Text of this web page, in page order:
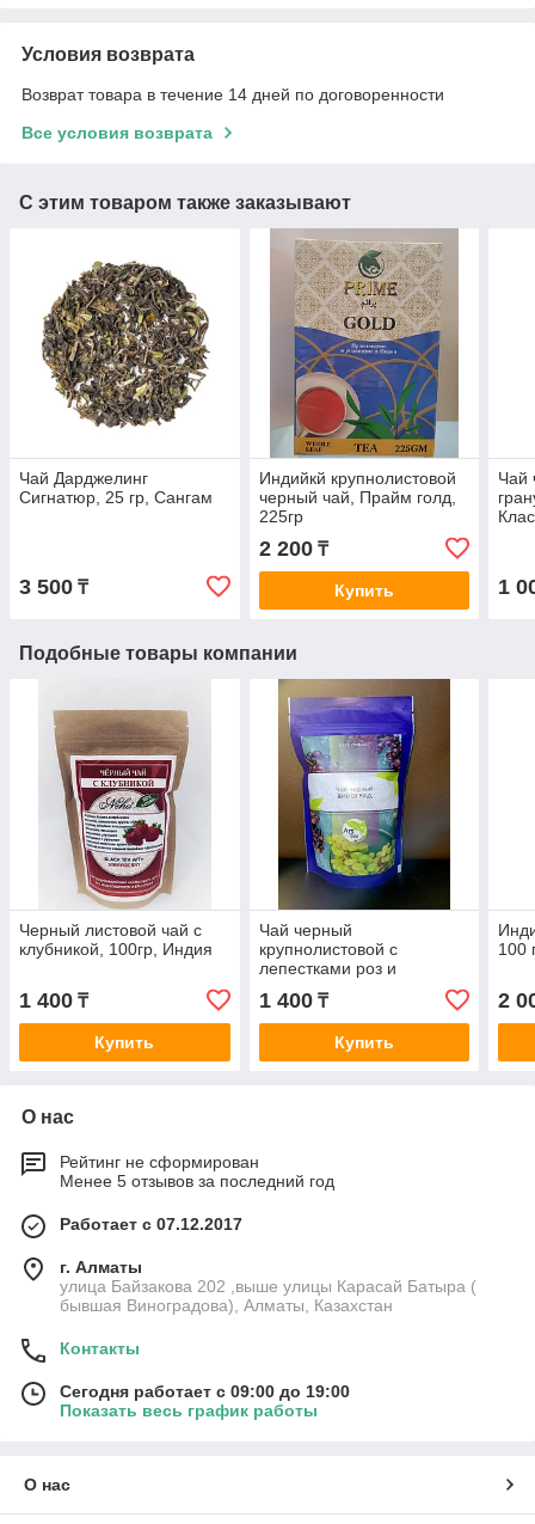
Условия возврата
Возврат товара в течение 14 дней по договоренности
Все условия возврата
С этим товаром также заказывают
Чай Дарджелинг
Сигнатюр, 25 гр, Сангам
3 500 ₸
Индийкй крупнолистовой
черный чай, Прайм голд,
225гр
2 200₸
Купить
Чай
1
Подобные товары компании
Черный листовой чай с
клубникой, 100гр, Индия
1 400 ₸
Купить
Чай черный
крупнолистовой с
лепестками роз и
1 400₸
Купить
100
2
О нас
Рейтинг не сформирован
Менее 5 отзывов за последний год
Работает с 07.12.2017
г. Алматы
улица Байзакова 202 ,выше улицы Карасай Батыра (
бывшая Виноградова), Алматы, Казахстан
Контакты
Сегодня работает с 09:00 до 19:00
Показать весь график работы
О нас